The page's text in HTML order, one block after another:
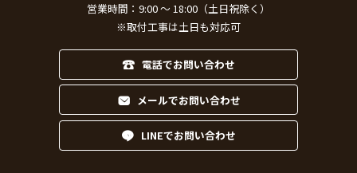
営業時間：9:00 ～ 18:00（土日祝除く）
※取付工事は土日も対応可
電話でお問い合わせ
メールでお問い合わせ
LINEでお問い合わせ